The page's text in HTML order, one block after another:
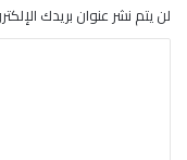
لن يتم نشر عنوان بريدك